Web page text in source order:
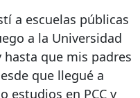
a escuelas públicas
a la Universidad
que mis padres
que llegué a
estudios en PCC y